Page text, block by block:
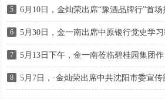
5 6月10日，金灿荣出席“豫酒品牌行”首场
6
7
8